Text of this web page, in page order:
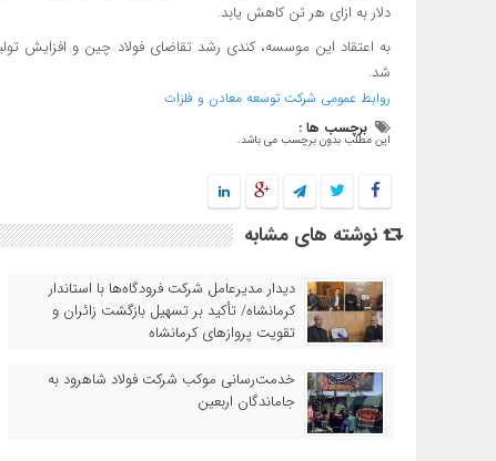
دلار به ازای هر تن کاهش یابد.
به اعتقاد این موسسه، کندی رشد تقاضای فولاد چین و افزایش
شد.
روابط عمومی شرکت توسعه معادن و فلزات
برچسب ها :
این مطلب بدون برچسب می باشد.
نوشته های مشابه
دیدار مدیرعامل شرکت فرودگاه‌ها با استاندار
کرمانشاه/ تأکید بر تسهیل بازگشت زائران و
تقویت پروازهای کرمانشاه
خدمت‌رسانی موکب شرکت فولاد شاهرود به
جاماندگان اربعین